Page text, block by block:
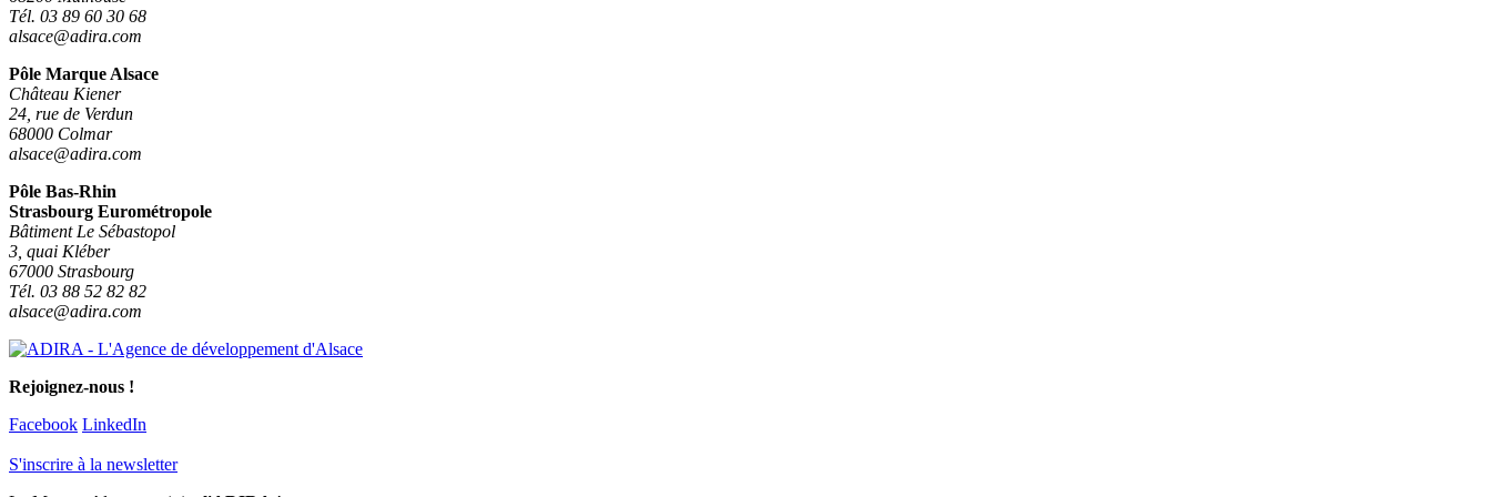
Tél. 03 89 60 30 68
alsace@adira.com
Pôle Marque Alsace
Château Kiener
24, rue de Verdun
68000 Colmar
alsace@adira.com
Pôle Bas-Rhin
Strasbourg Eurométropole
Bâtiment Le Sébastopol
3, quai Kléber
67000 Strasbourg
Tél. 03 88 52 82 82
alsace@adira.com
Rejoignez-nous !
Facebook LinkedIn
S'inscrire à la newsletter